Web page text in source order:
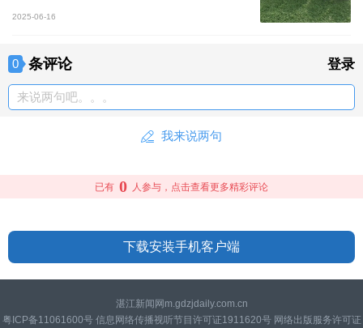
2025-06-16
0 条评论 登录
来说两句吧。。。
我来说两句
已有 0 人参与，点击查看更多精彩评论
下载安装手机客户端
湛江新闻网m.gdzjdaily.com.cn
粤ICP备11061600号 信息网络传播视听节目许可证1911620号 网络出版服务许可证